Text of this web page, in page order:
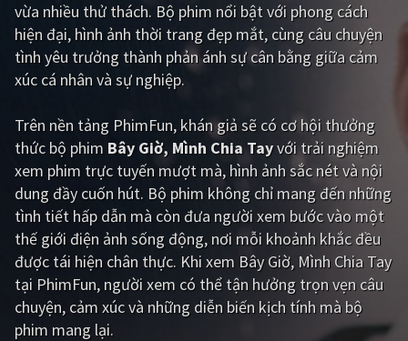
Tình cảm - Lãng mạn Kỳ ảo
Giật gân Gia đình
Viễn Tây Tiểu sử
GameShow DramaTV
QUỐC GIA
Âu - Mỹ Trung Quốc - Hồng Kông
Hàn Quốc Nhật Bản
Ấn Độ
vừa nhiều thử thách. Bộ phim nổi bật với phong cách
hiện đại, hình ảnh thời trang đẹp mắt, cùng câu chuyện
tình yêu trưởng thành phản ánh sự cân bằng giữa cảm
xúc cá nhân và sự nghiệp.
Trên nền tảng PhimFun, khán giả sẽ có cơ hội thưởng
thức bộ phim Bây Giờ, Mình Chia Tayvới trải nghiệm
xem phim trực tuyến mượt mà, hình ảnh sắc nét và nội
dung đầy cuốn hút. Bộ phim không chỉ mang đến những
tình tiết hấp dẫn mà còn đưa người xem bước vào một
thế giới điện ảnh sống động, nơi mỗi khoảnh khắc đều
được tái hiện chân thực. Khi xem Bây Giờ, Mình Chia Tay
tại PhimFun, người xem có thể tận hưởng trọn vẹn câu
chuyện, cảm xúc và những diễn biến kịch tính mà bộ
phim mang lại.